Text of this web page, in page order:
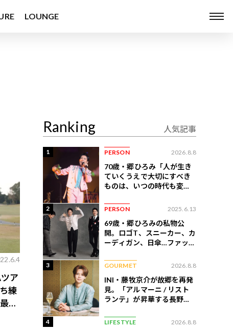
LOUNGE
ア
練
新
Ranking 人気記事
1 PERSON 2026.8.8
70歳・郷ひろみ「人が生き
ていくうえで大切にすべき
ものは、いつの時代も変わ
2 PERSON 2025.6.13
69歳・郷ひろみの私物公
開。ロゴT、スニーカー、カ
ーディガン、日傘…ファッシ
3 GOURMET 2026.8.8
INI・藤牧京介が故郷を再発
見。「アルマーニ / リスト
ランテ」が昇華する長野の
4 LIFESTYLE 2026.8.8